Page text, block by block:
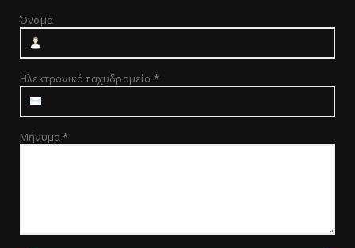
Όνομα
Ηλεκτρονικό ταχυδρομείο *
Μήνυμα*